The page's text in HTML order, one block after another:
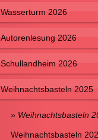
Wasserturm 2026
Autorenlesung 2026
Schullandheim 2026
Weihnachtsbasteln 2025
Weihnachtsbasteln
Weihnachtsbasteln